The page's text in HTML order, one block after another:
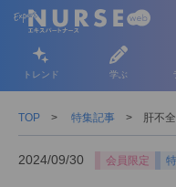
トレンド 学ぶ
TOP 特集記事 肝不
2024/09/30 会員限定